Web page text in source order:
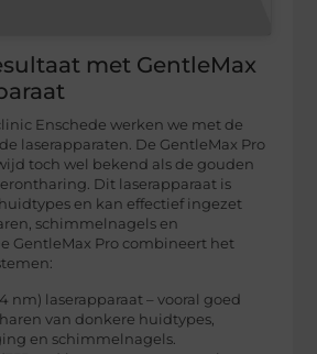
met GentleMax
Enschede werken we met de
laserapparaten. De GentleMax Pro
toch wel bekend als de gouden
Dit laserapparaat is
en kan effectief ingezet
schimmelnagels en
GentleMax Pro combineert het
nm) laserapparaat – vooral goed
van donkere huidtypes,
en schimmelnagels.